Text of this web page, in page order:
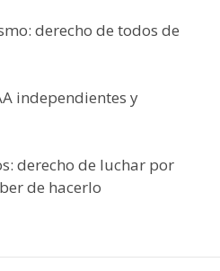
derecho de todos de
independientes y
derecho de luchar por
de hacerlo